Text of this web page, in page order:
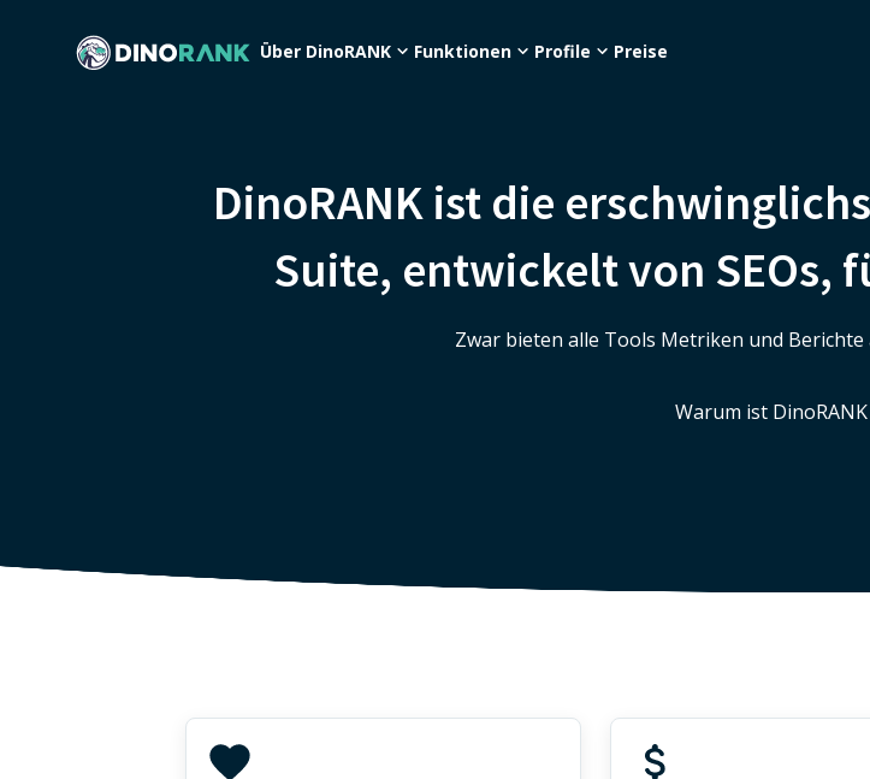
Über DinoRANK Funktionen Profile Preise
DinoRANK ist die
Suite, entwickelt von SEOs,
Zwar bieten alle Tools Metriken und Berichte
Warum ist